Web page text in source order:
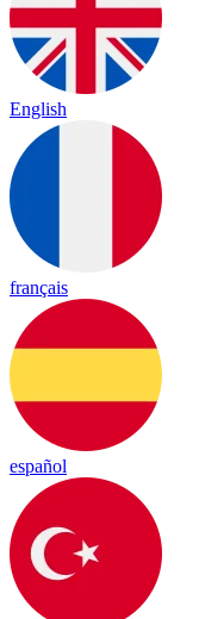
English
français
español